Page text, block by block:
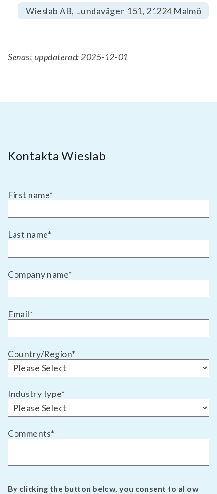
Wieslab AB, Lundavägen 151, 21224 Malmö
Senast uppdaterad: 2025-12-01
Kontakta Wieslab
First name*
Last name*
Company name*
Email*
Country/Region*
Industry type*
Comments*
By clicking the button below, you consent to allow